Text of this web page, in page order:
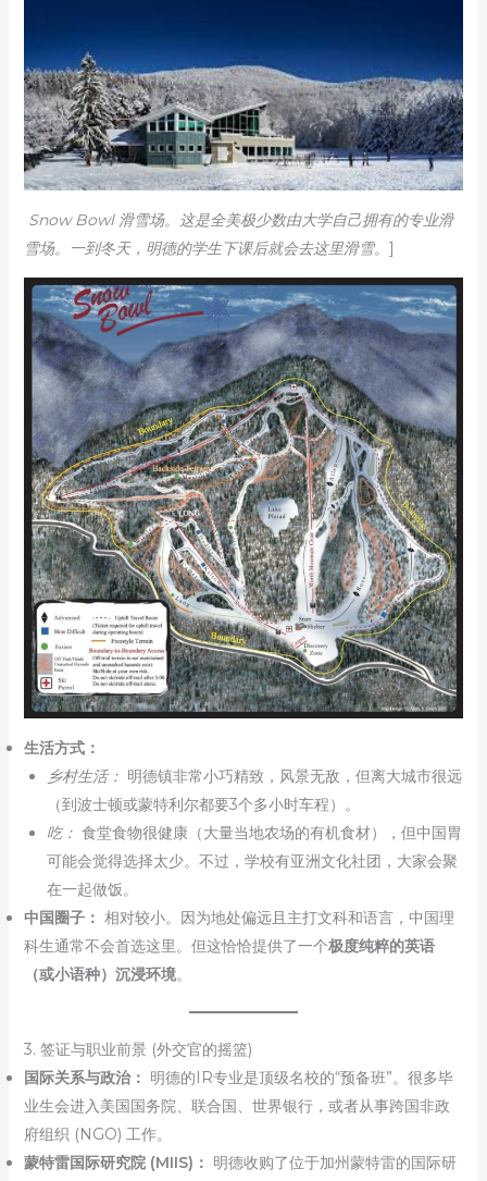
Snow Bowl 滑雪场。这是全美极少数由大学自己拥有的专业滑
雪场。一到冬天，明德的学生下课后就会去这里滑雪。 ]
生活方式：
乡村生活： 明德镇非常小巧精致，风景无敌，但离大城市很远
（到波士顿或蒙特利尔都要3个多小时车程）。
吃： 食堂食物很健康（大量当地农场的有机食材），但中国胃
可能会觉得选择太少。不过，学校有亚洲文化社团，大家会聚
在一起做饭。
中国圈子： 相对较小。因为地处偏远且主打文科和语言，中国理
科生通常不会首选这里。但这恰恰提供了一个极度纯粹的英语
（或小语种）沉浸环境。
3. 签证与职业前景 (外交官的摇篮)
国际关系与政治： 明德的IR专业是顶级名校的“预备班”。很多毕
业生会进入美国国务院、联合国、世界银行，或者从事跨国非政
府组织 (NGO) 工作。
蒙特雷国际研究院 (MIIS)： 明德收购了位于加州蒙特雷的国际研